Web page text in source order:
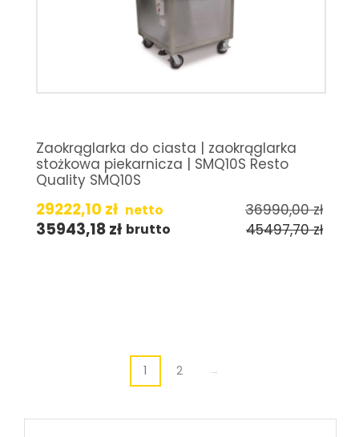
Zaokrąglarka do ciasta | zaokrąglarka
stożkowa piekarnicza | SMQ10S Resto
Quality SMQ10S
29222,10 zł netto 36990,00zł
35943,18zł brutto 45497,70zł
1 2 →